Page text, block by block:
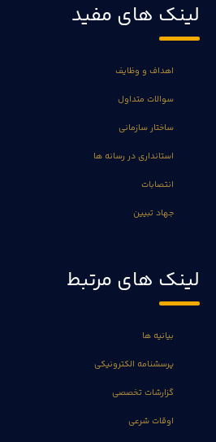
لینک های مفید
اهداف و وظایف
سوالات متداول
ساختار سازمانی
استانداری در رسانه ها
انتصابات
جهاد تبیین
لینک های مرتبط
بیانیه ها
پرسشنامه الکترونیکی
گزارشات تخصصی
اوقات شرعی